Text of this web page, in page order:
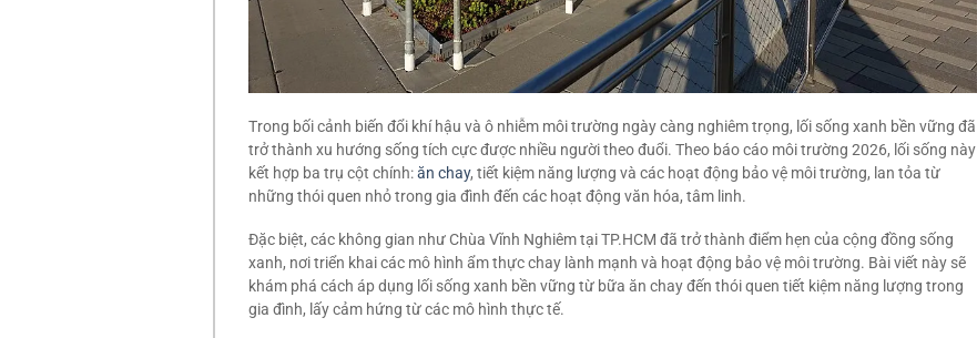
Trong bối cảnh biến đổi khí hậu và ô nhiễm môi trường ngày càng nghiêm trọng, lối sống xanh bền vững đã
trở thành xu hướng sống tích cực được nhiều người theo đuổi. Theo báo cáo môi trường 2026, lối sống này
kết hợp ba trụ cột chính:ăn chay, tiết kiệm năng lượng và các hoạt động bảo vệ môi trường, lan tỏa từ
những thói quen nhỏ trong gia đình đến các hoạt động văn hóa, tâm linh.
Đặc biệt, các không gian như Chùa Vĩnh Nghiêm tại TP.HCM đã trở thành điểm hẹn của cộng đồng sống
xanh, nơi triển khai các mô hình ẩm thực chay lành mạnh và hoạt động bảo vệ môi trường. Bài viết này sẽ
khám phá cách áp dụng lối sống xanh bền vững từ bữa ăn chay đến thói quen tiết kiệm năng lượng trong
gia đình, lấy cảm hứng từ các mô hình thực tế.